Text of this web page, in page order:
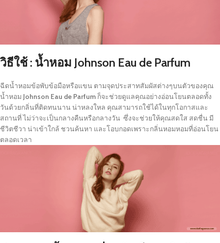
วิธีใช้ : น้ำหอม Johnson Eau de Parfum
ฉีดน้ำหอมข้อพับข้อมือหรือแขน ตามจุดประสาทสัมผัสต่างๆบนตัวของคุณ
น้ำหอม Johnson Eau de Parfum ก็จะช่วยดูแลคุณอย่างอ่อนโยนตลอดทั้ง
วันด้วยกลิ่นที่ติดทนนาน น่าหลงใหล คุณสามารถใช้ได้ในทุกโอกาสและ
สถานที่ ไม่ว่าจะเป็นกลางคืนหรือกลางวัน ซึ่งจะช่วยให้คุณสดใส สดชื่น มี
ชีวิตชีวา น่าเข้าใกล้ ชวนค้นหา และโอบกอดเพราะกลิ่นหอมหอมที่อ่อนโยน
ตลอดเวลา